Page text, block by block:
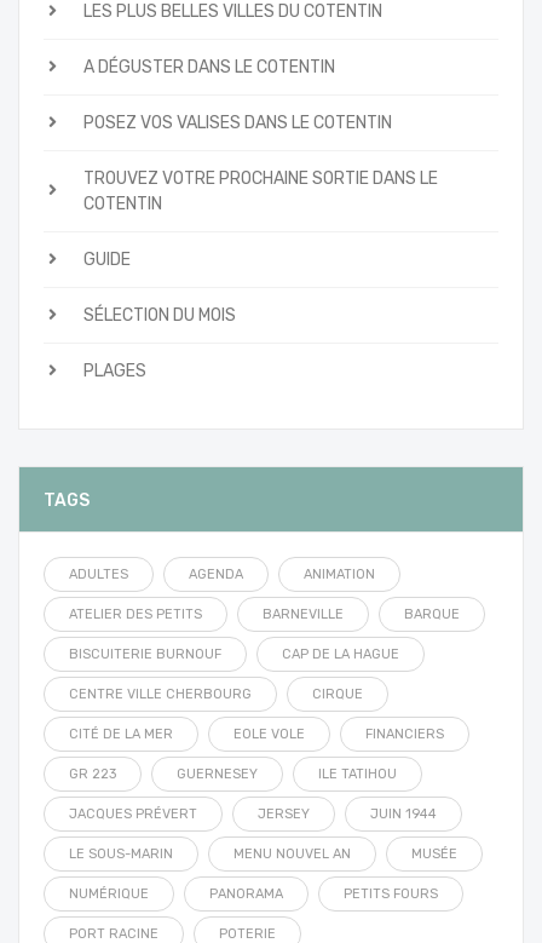
LES PLUS BELLES VILLES DU COTENTIN
A DÉGUSTER DANS LE COTENTIN
POSEZ VOS VALISES DANS LE COTENTIN
TROUVEZ VOTRE PROCHAINE SORTIE DANS LE
COTENTIN
GUIDE
SÉLECTION DU MOIS
PLAGES
TAGS
ADULTES AGENDA ANIMATION
ATELIER DES PETITS BARNEVILLE BARQUE
BISCUITERIE BURNOUF CAP DE LA HAGUE
CENTRE VILLE CHERBOURG CIRQUE
CITÉ DE LA MER EOLE VOLE FINANCIERS
GR 223 GUERNESEY ILE TATIHOU
JACQUES PRÉVERT JERSEY JUIN 1944
LE SOUS-MARIN MENU NOUVEL AN MUSÉE
NUMÉRIQUE PANORAMA PETITS FOURS
PORT RACINE POTERIE